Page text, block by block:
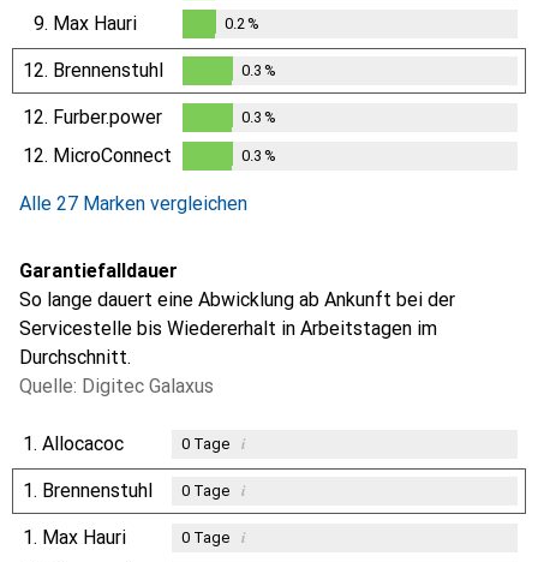
0.2%
9. Max Hauri
0.2%
0.2 %
12. Brennenstuhl
0.3%
0.3 %
12. Furber.power
0.3%
0.3 %
12. MicroConnect 0.3 %
Alle 27 Marken vergleichen
Garantiefalldauer
So lange dauert eine Abwicklung ab Ankunft bei der
Servicestelle bis Wiedererhalt in Arbeitstagen im
Durchschnitt.
Quelle: Digitec Galaxus
1. Allocacoc 0Tage i
1. Brennenstuhl 0Tage i
1. Max Hauri 0Tage i